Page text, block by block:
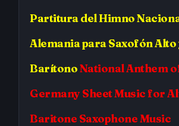
Partitura del Himno
Alemaniapara Saxofón Alto
BarítonoNational Anthem
GermanySheet Music for
Baritone Saxophone Music